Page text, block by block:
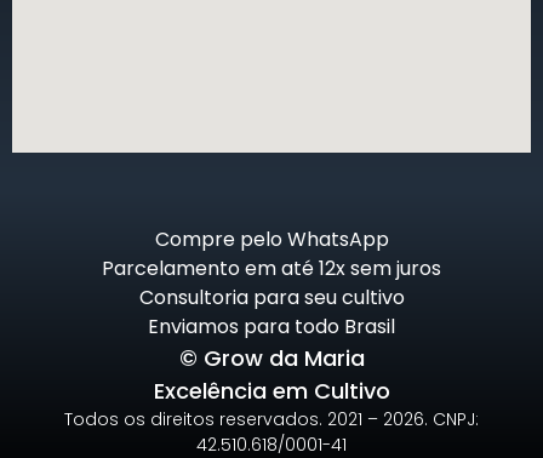
Compre pelo WhatsApp
Parcelamento em até 12x sem juros
Consultoria para seu cultivo
Enviamos para todo Brasil
© Grow da Maria
Excelência em Cultivo
Todos os direitos reservados. 2021 – 2026. CNPJ:
42.510.618/0001-41